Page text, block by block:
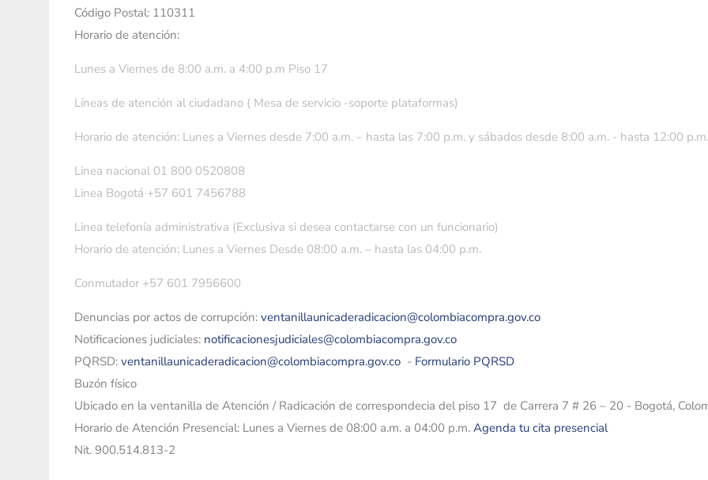
Código Postal: 110311
Horario de atención:
Lunes a Viernes de 8:00 a.m. a 4:00 p.m Piso 17
Líneas de atención al ciudadano ( Mesa de servicio -soporte plataformas)
Horario de atención: Lunes a Viernes desde 7:00 a.m. – hasta las 7:00 p.m. y sábados desde 8:00 a.m. - hasta 12:00 p.m.
Linea nacional 01 800 0520808
Linea Bogotá +57 601 7456788
Linea telefonía administrativa (Exclusiva si desea contactarse con un funcionario)
Horario de atención: Lunes a Viernes Desde 08:00 a.m. – hasta las 04:00 p.m.
Conmutador +57 601 7956600
Denuncias por actos de corrupción: ventanillaunicaderadicacion@colombiacompra.gov.co
Notificaciones judiciales: notificacionesjudiciales@colombiacompra.gov.co
PQRSD: ventanillaunicaderadicacion@colombiacompra.gov.co - Formulario PQRSD
Buzón físico
Ubicado en la ventanilla de Atención / Radicación de correspondecia del piso 17 de Carrera 7 # 26 – 20 - Bogotá,
Horario de Atención Presencial: Lunes a Viernes de 08:00 a.m. a 04:00 p.m. Agenda tu cita presencial
Nit. 900.514.813-2